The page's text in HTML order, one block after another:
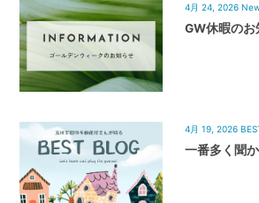
4月 24, 2026
GW休暇のお
4月 19, 2026
一番多く聞